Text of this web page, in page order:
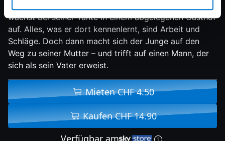
wächst bei seiner Tante in einem abgelegenen Gasthof
auf. Alles, was er dort kennenlernt, sind Arbeit und
Schläge. Doch dann macht sich der Junge auf den
Weg zu seiner Mutter – und trifft auf einen Mann, der
sich als sein Vater erweist.
Mieten CHF 4.50
Kaufen CHF 14.90
Verfügbar am